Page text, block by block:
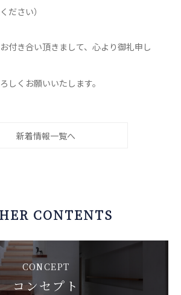
ださい）
付き合い頂きまして、心より御礼申し
しくお願いいたします。
新着情報一覧へ
CONTENTS
CONCEPT
コンセプト